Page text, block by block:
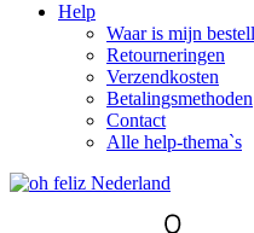
Help
Waar is mijn
Retourneringen
Verzendkosten
Betalingsmethoden
Contact
Alle help-thema`s